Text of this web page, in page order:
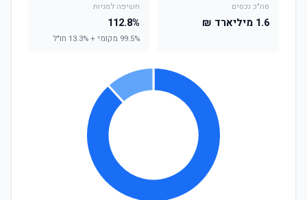
סה"כ נכסים
1.6 מיליארד ₪
חשיפה למניות
112.8%
99.5% מקומי + 13.3% חו"ל